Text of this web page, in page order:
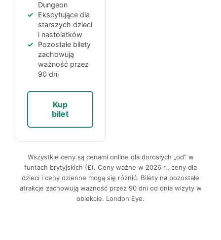
Dungeon
Ekscytujące dla
starszych dzieci
i nastolatków
Pozostałe bilety
zachowują
ważność przez
90 dni
Kup
bilet
Wszystkie ceny są cenami online dla dorosłych „od“ w
funtach brytyjskich (£). Ceny ważne w 2026 r., ceny dla
dzieci i ceny dzienne mogą się różnić. Bilety na pozostałe
atrakcje zachowują ważność przez 90 dni od dnia wizyty w
obiekcie. London Eye.